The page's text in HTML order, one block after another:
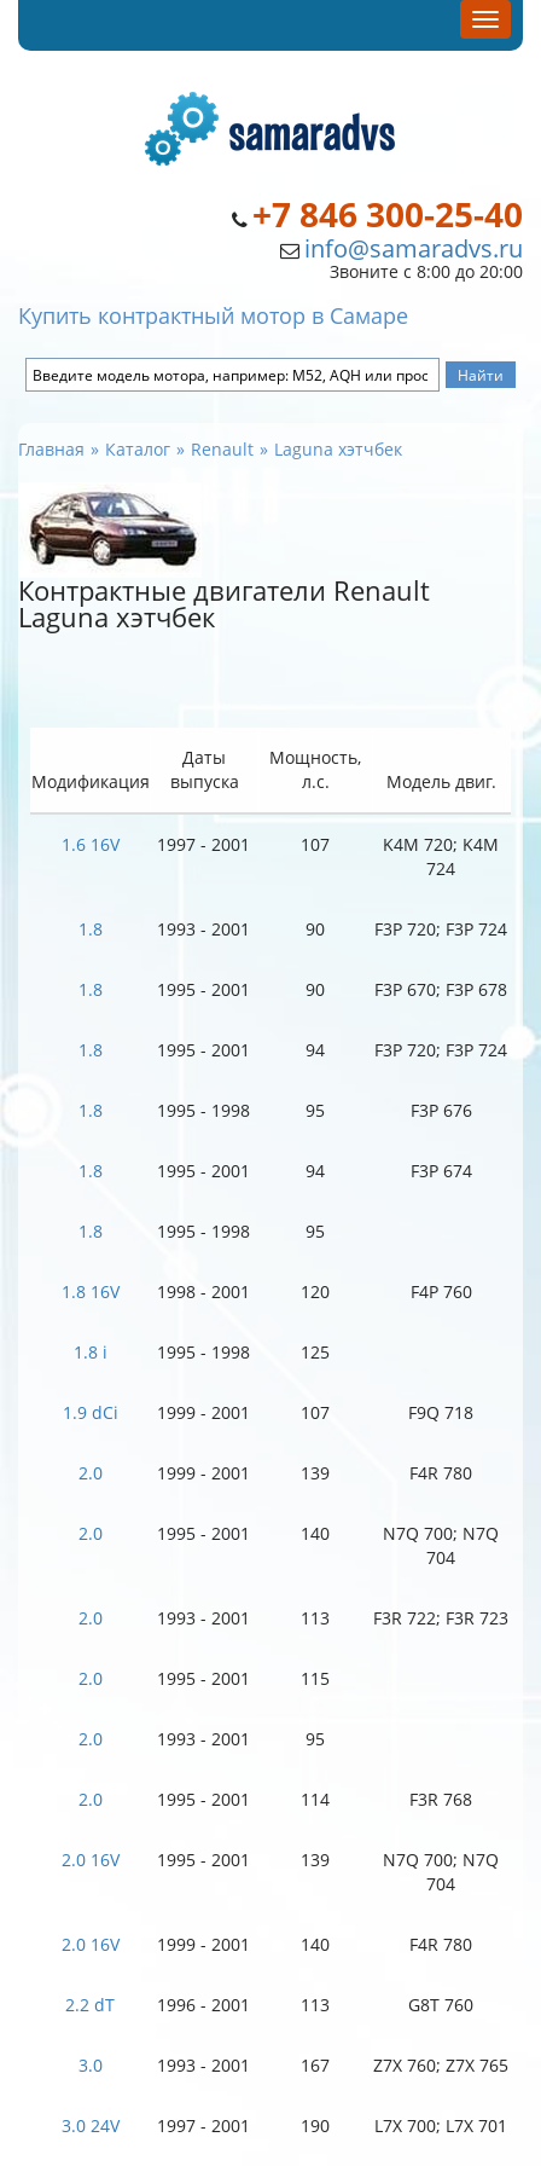
+7 846 300-25-40
info@samaradvs.ru
Звоните с 8:00 до 20:00
Купить контрактный мотор в Самаре
Главная Каталог Renault Laguna хэтчбек
Контрактные двигатели Renault
Laguna хэтчбек
Модификация
Даты
выпуска
Мощность,
л.с.
Модель двиг.
1.6 16V 1997 - 2001 107
K4M 720; K4M
724
1.8 1993 - 2001 90 F3P 720; F3P 724
1.8 1995 - 2001 90 F3P 670; F3P 678
1.8 1995 - 2001 94 F3P 720; F3P 724
1.8 1995 - 1998 95 F3P 676
1.8 1995 - 2001 94 F3P 674
1.8 1995 - 1998 95
1.8 16V 1998 - 2001 120 F4P 760
1.8 i 1995 - 1998 125
1.9 dCi 1999 - 2001 107 F9Q 718
2.0 1999 - 2001 139 F4R 780
2.0 1995 - 2001 140
N7Q 700; N7Q
704
2.0 1993 - 2001 113 F3R 722; F3R 723
2.0 1995 - 2001 115
2.0 1993 - 2001 95
2.0 1995 - 2001 114 F3R 768
2.0 16V 1995 - 2001 139
N7Q 700; N7Q
704
2.0 16V 1999 - 2001 140 F4R 780
2.2 dT 1996 - 2001 113 G8T 760
3.0 1993 - 2001 167 Z7X 760; Z7X 765
3.0 24V 1997 - 2001 190 L7X 700; L7X 701